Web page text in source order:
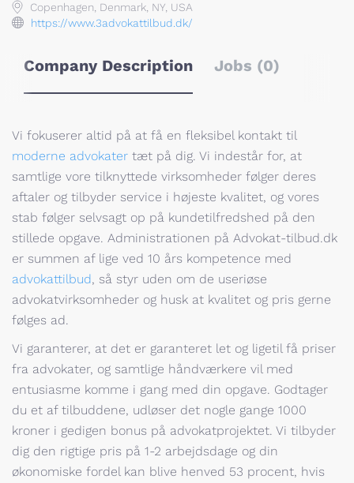
Copenhagen, Denmark, NY, USA
https://www.3advokattilbud.dk/
Company Description Jobs (0)
Vi fokuserer altid på at få en fleksibel kontakt til
moderne advokater tæt på dig. Vi indestår for, at
samtlige vore tilknyttede virksomheder følger deres
aftaler og tilbyder service i højeste kvalitet, og vores
stab følger selvsagt op på kundetilfredshed på den
stillede opgave. Administrationen på Advokat-tilbud.dk
er summen af lige ved 10 års kompetence med
advokattilbud, så styr uden om de useriøse
advokatvirksomheder og husk at kvalitet og pris gerne
følges ad.
Vi garanterer, at det er garanteret let og ligetil få priser
fra advokater, og samtlige håndværkere vil med
entusiasme komme i gang med din opgave. Godtager
du et af tilbuddene, udløser det nogle gange 1000
kroner i gedigen bonus på advokatprojektet. Vi tilbyder
dig den rigtige pris på 1-2 arbejdsdage og din
økonomiske fordel kan blive henved 53 procent, hvis